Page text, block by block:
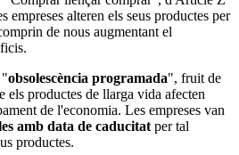
empreses alteren els seus productes per
de nous augmentant el
"obsolescència programada", fruit de
els productes de llarga vida afecten
de l'economia. Les empreses van
amb data de caducitatper tal
productes.